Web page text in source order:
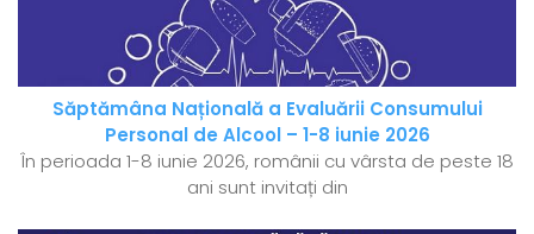
Săptămâna Națională a Evaluării Consumului
Personal de Alcool – 1-8 iunie 2026
În perioada 1-8 iunie 2026, românii cu vârsta de peste 18
ani sunt invitați din